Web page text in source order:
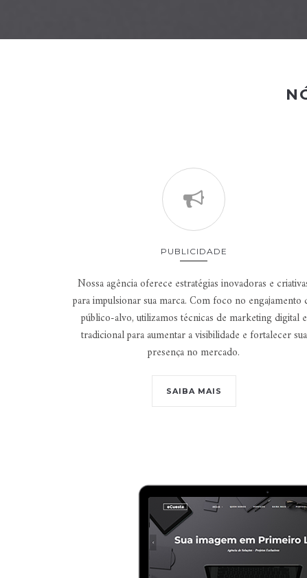
PUBLICIDADE
Nossa agência oferece estratégias inovadoras e
para impulsionar sua marca. Com foco no engajamento
público-alvo, utilizamos técnicas de marketing digital e
tradicional para aumentar a visibilidade e fortalecer sua
presença no mercado.
SAIBA MAIS